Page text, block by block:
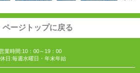
ページトップに戻る
業時間:10：00～19：00
日:毎週水曜日・年末年始